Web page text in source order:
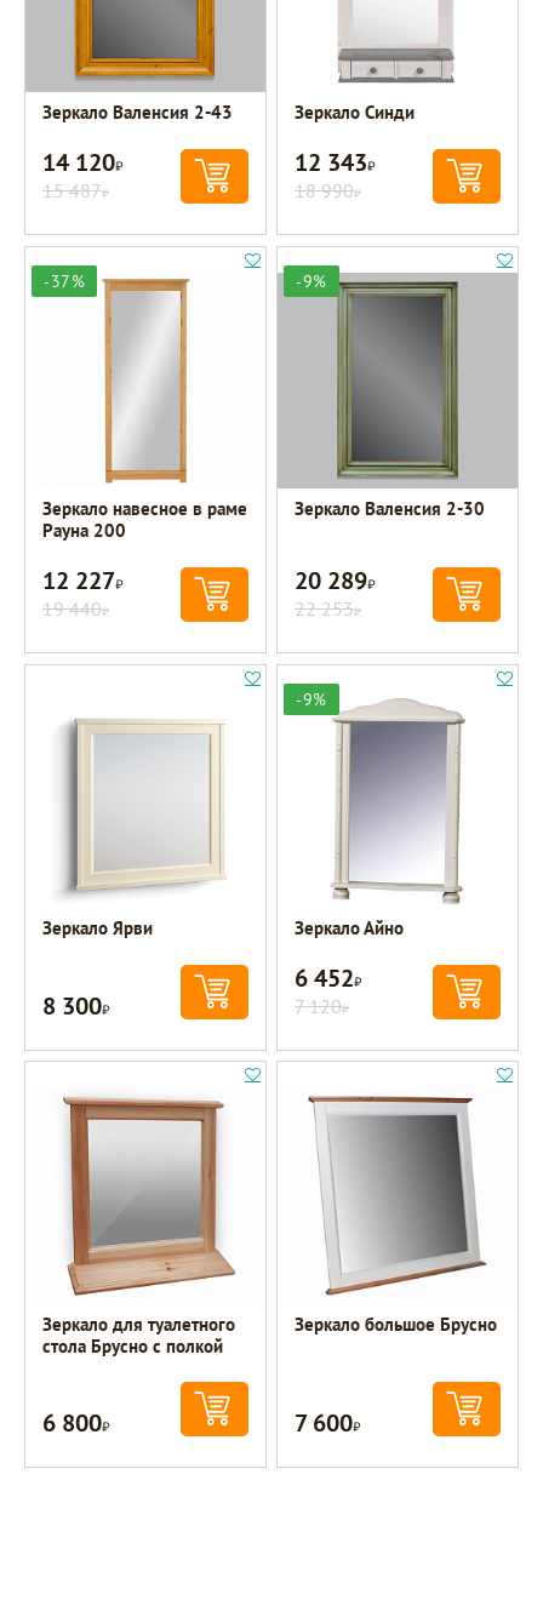
Зеркало Валенсия 2-43
14 120Р
15 487Р
Зеркало Синди
12 343Р
18 990Р
-37%
Зеркало навесное в раме
Рауна 200
12 227Р
19 440Р
-9%
Зеркало Валенсия 2-30
20 289Р
22 253Р
Зеркало Ярви
8 300Р
-9%
Зеркало Айно
6 452Р
7 120Р
Зеркало для туалетного
стола Брусно с полкой
6 800Р
Зеркало большое Брусно
7 600Р